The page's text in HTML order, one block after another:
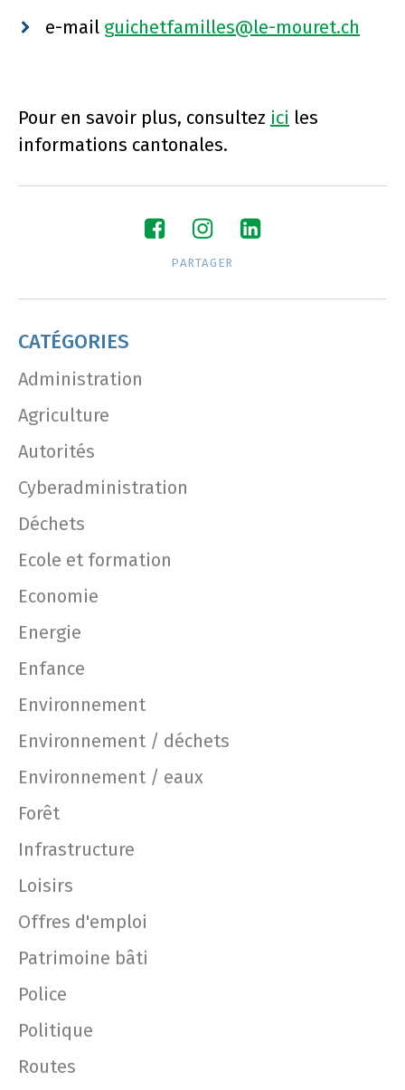
e-mail guichetfamilles@le-mouret.ch
Pour en savoir plus, consultez ici les
informations cantonales.
PARTAGER
CATÉGORIES
Administration
Agriculture
Autorités
Cyberadministration
Déchets
Ecole et formation
Economie
Energie
Enfance
Environnement
Environnement / déchets
Environnement / eaux
Forêt
Infrastructure
Loisirs
Offres d'emploi
Patrimoine bâti
Police
Politique
Routes